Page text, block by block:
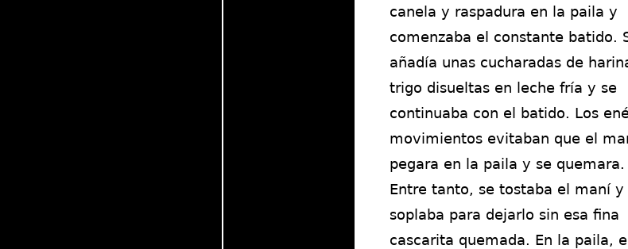
canela y raspadura en la paila y
comenzaba el constante batido.
añadía unas cucharadas de
trigo disueltas en leche fría y se
continuaba con el batido. Los
movimientos evitaban que el
pegara en la paila y se quemara.
Entre tanto, se tostaba el maní y
soplaba para dejarlo sin esa fina
cascarita quemada. En la paila, el